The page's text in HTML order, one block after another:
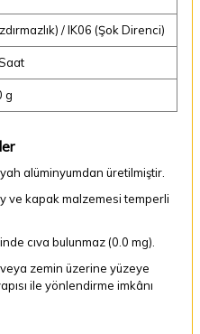
/ IK06 (Şok Direnci)
g
alüminyumdan üretilmiştir.
ve kapak malzemesi temperli
cıva bulunmaz (0.0 mg).
zemin üzerine yüzeye
ile yönlendirme imkânı